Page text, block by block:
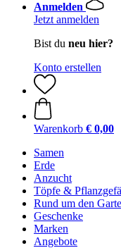
Anmelden
Jetzt anmelden
Bist du neu hier?
Konto erstellen
Warenkorb € 0,00
Samen
Erde
Anzucht
Töpfe &
Rund um den
Geschenke
Marken
Angebote